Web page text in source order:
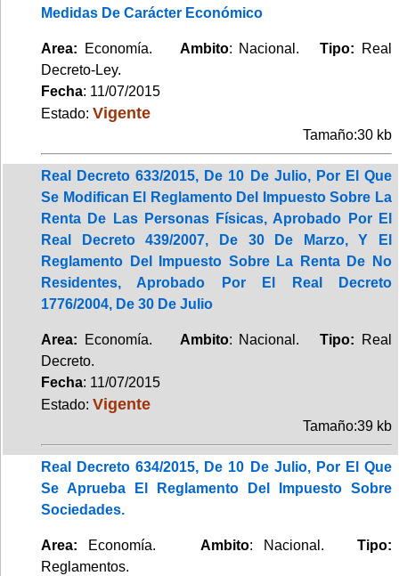
Medidas De Carácter Económico
Area: Economía. Ambito: Nacional.Tipo:
Real
Decreto-Ley.
Fecha: 11/07/2015
Estado: Vigente
Tamaño:30 kb
Real Decreto 633/2015, De 10 De Julio, Por El Que
Se Modifican El Reglamento Del Impuesto Sobre La
Renta De Las Personas Físicas, Aprobado Por El
Real Decreto 439/2007, De 30 De Marzo, Y El
Reglamento Del Impuesto Sobre La Renta De No
Residentes, Aprobado Por El Real Decreto
1776/2004, De 30 De Julio
Area: Economía. Ambito: Nacional.Tipo:
Real
Decreto.
Fecha: 11/07/2015
Estado: Vigente
Tamaño:39 kb
Real Decreto 634/2015, De 10 De Julio, Por El Que
Se Aprueba El Reglamento Del Impuesto Sobre
Sociedades.
Area: Economía. Ambito: Nacional.Tipo:
Reglamentos.